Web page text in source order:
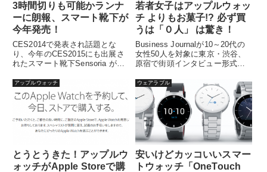
3時間切りも可能かランナ
ーに朗報、スマート靴下が
今年発売！
CES2014で発表され話題とな
り、今年のCES2015にも出展さ
れたスマート靴下Sensoria がい
若者女子はアップルウォッ
チ よりもお菓子!? 必ず買
うは「０人」 は驚き！
Business Journalが10～20代の
女性50人を対象に東京・渋谷、
原宿で街頭インタビュー形式で
アップルウォッチ
とうとうきた！アップルウ
ォッチがApple Storeで購
ウェアラブル
安いけどカッコいいスマー
トウォッチ「OneTouch